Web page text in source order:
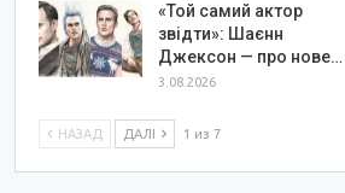
«Той самий актор
звідти»: Шаєнн
Джексон — про нове…
3.08.2026
НАЗАД ДАЛІ 1 из 7